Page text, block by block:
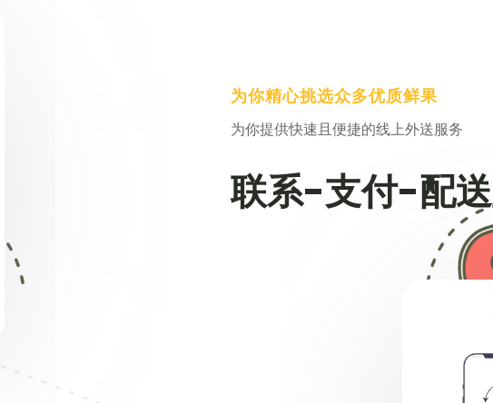
为你精心挑选众多优质鲜果
为你提供快速且便捷的线上外送服务
联系-支付-配送